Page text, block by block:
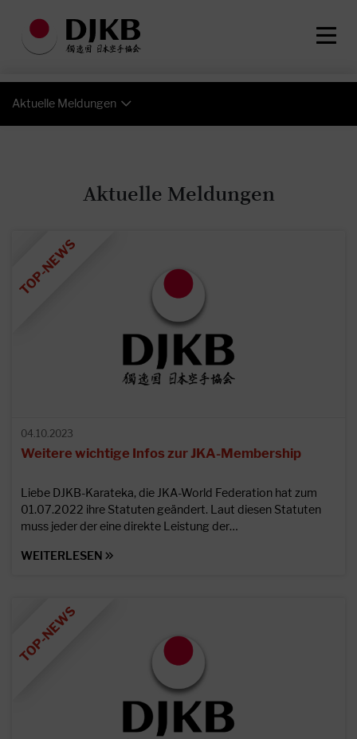
Aktuelle Meldungen
Aktuelle Meldungen
04.10.2023
Weitere wichtige Infos zur JKA-Membership
Liebe DJKB-Karateka, die JKA-World Federation hat zum
01.07.2022 ihre Statuten geändert. Laut diesen Statuten
muss jeder der eine direkte Leistung der…
WEITERLESEN